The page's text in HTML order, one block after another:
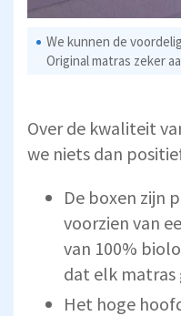
We kunnen de
Original matras zeker
Over de kwaliteit
we niets dan
De boxen zijn
voorzien van
van 100%
dat elk
Het hoge